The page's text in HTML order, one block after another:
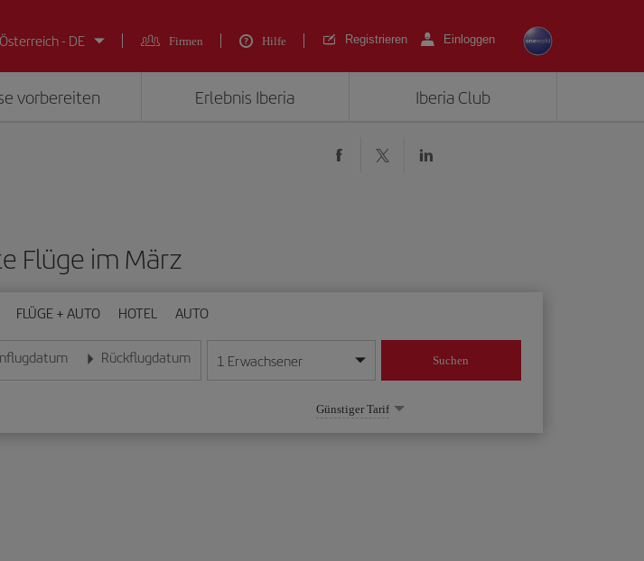
Österreich - DE
Firmen Hilfe Registrieren Einloggen
vorbereiten Erlebnis Iberia Iberia Club
Flüge im März
FLÜGE + AUTO HOTEL AUTO
Sie das Datum im Format Tag/Monat/Jahr ein
Rückflugdatum
Geben Sie das Datum im Format Tag/Monat/Jahr ein
1 Erwachsener Suchen
Günstiger Tarif